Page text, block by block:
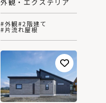
外観・エクステリア
#外観#2階建て
#片流れ屋根